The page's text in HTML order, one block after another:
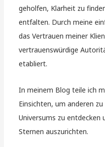
geholfen, Klarheit zu
entfalten. Durch meine
das Vertrauen meiner
vertrauenswürdige
etabliert.
In meinem Blog teile ich
Einsichten, um anderen
Universums zu entdecken
Sternen auszurichten.